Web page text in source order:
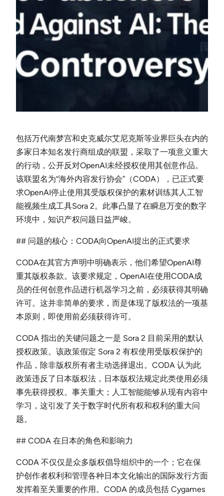
包括万代南梦宫和史克威尔艾尼克斯等业界巨头在内的
多家日本知名发行商组成的联盟，采取了一项意义重大
的行动，公开反对OpenAI未经授权使用其创意作品。
该联盟名为“海外内容发行协会”（CODA），已正式要
求OpenAI停止使用其受版权保护的素材训练其人工智
能视频生成工具Sora 2。此事凸显了在瞬息万变的数字
环境中，知识产权问题日益严峻。
## 问题的核心：CODA向OpenAI提出的正式要求
CODA在其官方声明中明确表示，他们希望OpenAI尊
重其版权条款。该要求规定，OpenAI在使用CODA成
员的任何创意作品进行机器学习之前，必须获得其明确
许可。这并非简单的要求，而是体现了版权法的一项基
本原则，即使用前必须获得许可。
CODA 指出的关键问题之一是 Sora 2 目前采用的默认
授权政策。该政策假定 Sora 2 有权使用受版权保护的
作品，除非版权所有者主动选择退出。CODA 认为此
政策违反了日本版权法，日本版权法规定此类使用必须
事先获得授权。事关重大；人工智能能够从现有内容中
学习，这引发了关于数字时代所有权和权利的重大问
题。
## CODA 在日本的角色和影响力
CODA 不仅仅是众多版权倡导组织中的一个；它在保
护创作者权利和管理各种日本文化输出的国际发行方面
发挥着至关重要的作用。CODA 的成员包括 Cygames